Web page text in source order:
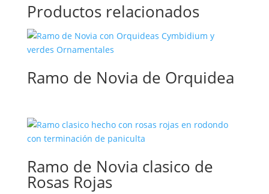
Productos relacionados
Ramo de Novia de Orquidea
Ramo de Novia clasico de
Rosas Rojas